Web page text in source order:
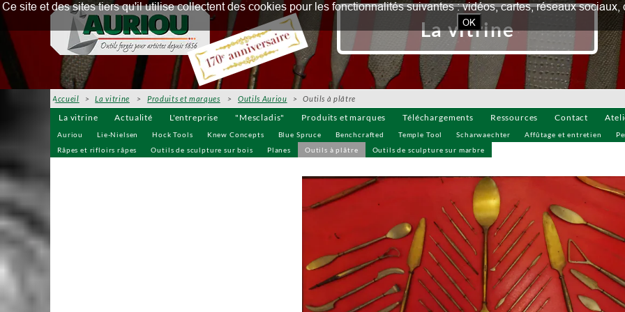
La vitrine Actualité L'entreprise "Mescladis" Produits et marques Téléchargements Ressources Contact
Auriou Lie-Nielsen Hock Tools Knew Concepts Blue Spruce Benchcrafted Temple Tool Scharwaechter Affûtage et entretien
Râpes et rifloirs râpes
Outils de sculpture sur bois Planes Outils à plâtre Outils de sculpture sur marbre
La vitrine
Accueil >La vitrine >Produits et marques > Outils Auriou > Outils à plâtre
Ce site et des sites tiers qu'il utilise collectent des cookies pour les fonctionnalités suivantes : vidéos, cartes, réseaux
OK